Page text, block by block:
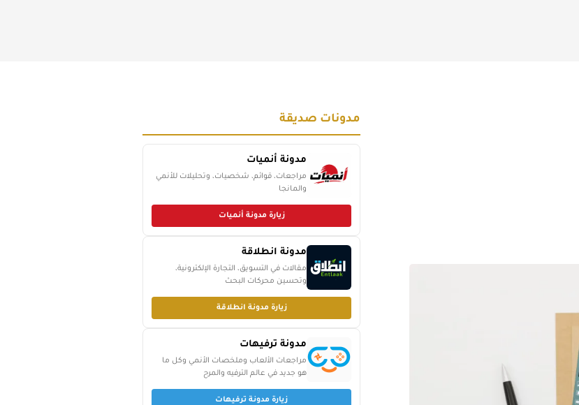
مدونات صديقة
مدونة أنميات
مراجعات، قوائم، شخصيات، وتحليلات للأنمي
والمانجا
زيارة مدونة أنميات
مدونة انطلاقة
مقالات في التسويق، التجارة الإلكترونية،
وتحسين محركات البحث
زيارة مدونة انطلاقة
مدونة ترفيهات
مراجعات الألعاب وملخصات الأنمي وكل ما
هو جديد في عالم الترفيه والمرح
زيارة مدونة ترفيهات